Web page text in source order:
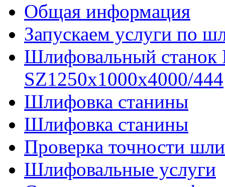
Общая информация
Запускаем услуги по
Шлифовальный
SZ1250x1000x4000/444
Шлифовка станины
Шлифовка станины
Проверка точности
Шлифовальные услуги